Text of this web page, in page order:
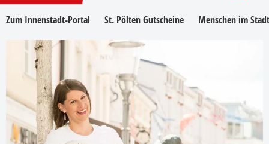
Zum Innenstadt-Portal St. Pölten Gutscheine Menschen im